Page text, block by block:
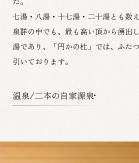
七湯・八湯・十七湯・二十湯とも数
泉群の中でも、最も高い頂から湧出
湯であり、
「円かの杜」では、ふた
引いております。
温泉/二本の自家源泉